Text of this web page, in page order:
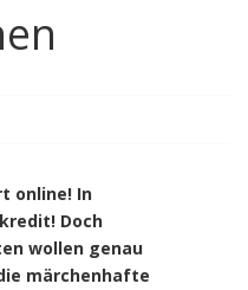
online! In
Doch
wollen genau
märchenhafte